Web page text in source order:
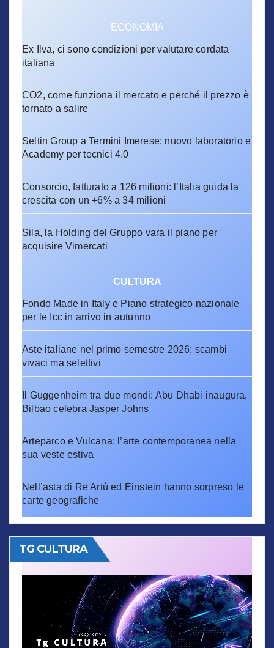
ECONOMIA
Ex Ilva, ci sono condizioni per valutare cordata
italiana
CO2, come funziona il mercato e perché il prezzo è
tornato a salire
Seltin Group a Termini Imerese: nuovo laboratorio e
Academy per tecnici 4.0
Consorcio, fatturato a 126 milioni: l’Italia guida la
crescita con un +6% a 34 milioni
Sila, la Holding del Gruppo vara il piano per
acquisire Vimercati
CULTURA
Fondo Made in Italy e Piano strategico nazionale
per le Icc in arrivo in autunno
Aste italiane nel primo semestre 2026: scambi
vivaci ma selettivi
Il Guggenheim tra due mondi: Abu Dhabi inaugura,
Bilbao celebra Jasper Johns
Arteparco e Vulcana: l’arte contemporanea nella
sua veste estiva
Nell’asta di Re Artù ed Einstein hanno sorpreso le
carte geografiche
TG CULTURA